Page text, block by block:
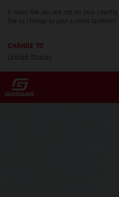
It looks like you are not on your country
like to change to your current location?
CHANGE TO
United States